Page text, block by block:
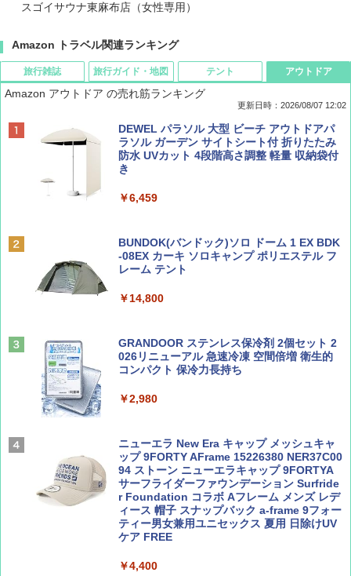
スゴイサウナ東麻布店（女性専用）
Amazon トラベル関連ランキング
旅行雑誌
ディズニーファン ２０２６年 ９月号 [雑
誌] (ＤＩＳＮＥＹ ＦＡＮ)
￥713
SOTO ミニマル"旅"財布 ランダム2種】
￥1,500
￥1,540
￥1,540
AIRLINE（エアライン）2026年9月号【特
集】ボーイング110周年を祝して！
￥1,760
旅行ガイド・地図
D40 地球の歩き方 チェンマイ タイ北部の魅
力的な町 2026～2027 地球の歩き方D アジア
￥2,079
球の歩き方A ヨーロッパ
￥2,479
￥2,695
ァキア 2026～2027 地球の歩き方A ヨーロッ
パ
￥2,277
新しい日本地理 地図・統計・移動から読み
解く (講談社現代新書)
￥1,540
テント
[キャンパーズコレクション 山善] ポップアッ
プテント 傘みたいに広げて畳める パッとサ
ッとサンシェード キューブ フルクローズ メ
ッシュ 簡単設置 ワンタッチテント キャンプ
PYKES PEAK (パイクスピーク) 着替えテン
ト プライバシー テント 【中が透けない】 1
ーチ ピクニック ポップアップテント 携帯 簡
￥4,980
テント ワンタッチ RENEW 幅200 2-3人用 43
￥5,999
[キャンパーズコレクション 山善] 傘みたいに
広げるだけ パッとサッとテント ブラックコ
ーティング フルクローズ メッシュ 3-4人用
簡単設置 ポップアップテント エクルベージ
ュ(BC仕様) PATC-150B(EB)
￥9,990
アウトドア
Amazon アウトドア の売れ筋ランキング
更新日時：2026/08/07 12:02
DEWEL パラソル 大型 ビーチ アウトドアパ
ラソル ガーデン サイトシート付 折りたたみ
防水 UVカット 4段階高さ調整 軽量 収納袋付
き
￥6,459
BUNDOK(バンドック)ソロ ドーム 1 EX BDK
-08EX カーキ ソロキャンプ ポリエステル フ
レーム テント
￥14,800
GRANDOOR ステンレス保冷剤 2個セット 2
026リニューアル 急速冷凍 空間倍増 衛生的
コンパクト 保冷力長持ち
￥2,980
ニューエラ New Era キャップ メッシュキャ
ップ 9FORTY AFrame 15226380 NER37C00
94 ストーン ニューエラキャップ 9FORTYA
サーフライダーファウンデーション Surfride
r Foundation コラボ Aフレーム メンズ レデ
ィース 帽子 スナップバック a-frame 9フォー
ティー男女兼用ユニセックス 夏用 日除けUV
ケア FREE
￥4,400